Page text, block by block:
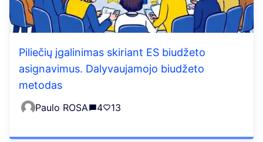
Piliečių įgalinimas skiriant ES biudžeto
asignavimus. Dalyvaujamojo biudžeto
metodas
Paulo ROSA 4 13